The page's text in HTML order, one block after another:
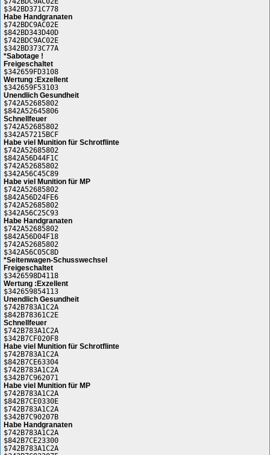
$342BD371C778
Habe Handgranaten
$742BDC9AC02E
$842BD343D40D
$742BDC9AC02E
$342BD373C77A
*Sabotage !
Freigeschaltet
$342659FD3108
Wertung :Exzellent
$342659F53103
Unendlich Gesundheit
$742A52685802
$842A52645806
Schnellfeuer
$742A52685802
$342A57215BCF
Habe viel Munition für Schrotflinte
$742A52685802
$842A56D44F1C
$742A52685802
$342A56C45C89
Habe viel Munition für MP
$742A52685802
$842A56D24FE6
$742A52685802
$342A56C25C93
Habe Handgranaten
$742A52685802
$842A56D04F18
$742A52685802
$342A56C05C8D
*Seitenwagen-Schusswechsel
Freigeschaltet
$3426598D4118
Wertung :Exzellent
$342659854113
Unendlich Gesundheit
$742B783A1C2A
$842B78361C2E
Schnellfeuer
$742B783A1C2A
$342B7CF020F8
Habe viel Munition für Schrotflinte
$742B783A1C2A
$842B7CE63304
$742B783A1C2A
$342B7C962071
Habe viel Munition für MP
$742B783A1C2A
$842B7CE0330E
$742B783A1C2A
$342B7C90207B
Habe Handgranaten
$742B783A1C2A
$842B7CE23300
$742B783A1C2A